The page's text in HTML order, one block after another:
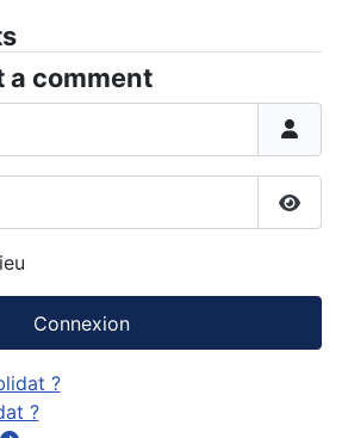
a comment
Connexion
?
?